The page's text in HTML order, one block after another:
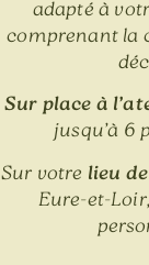
adapté à
comprenant la
Sur place à
jusqu’à 6
Sur votre lieu
Eure-et-